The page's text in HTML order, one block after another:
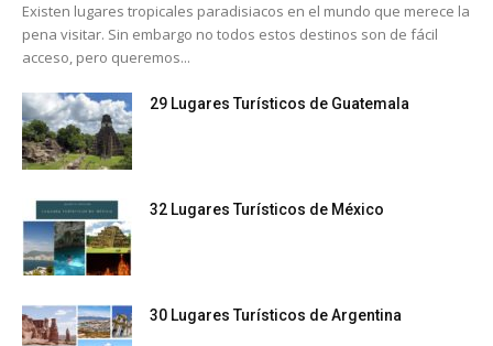
Existen lugares tropicales paradisiacos en el mundo que merece la
pena visitar. Sin embargo no todos estos destinos son de fácil
acceso, pero queremos...
29 Lugares Turísticos de Guatemala
32 Lugares Turísticos de México
30 Lugares Turísticos de Argentina